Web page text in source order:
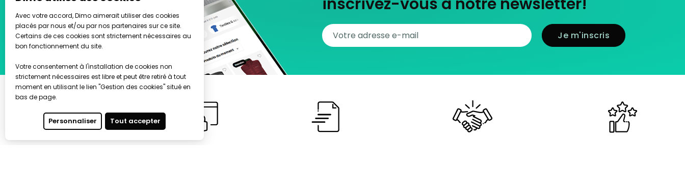
Avec votre accord, Dimo aimerait utiliser des cookies
placés par nous et/ou par nos partenaires sur ce site.
Certains de ces cookies sont strictement nécessaires au
bon fonctionnement du site.
Votre consentement à l'installation de cookies non
strictement nécessaires est libre et peut être retiré à tout
moment en utilisant le lien "Gestion des cookies" situé en
bas de page.
Tout accepter
Personnaliser